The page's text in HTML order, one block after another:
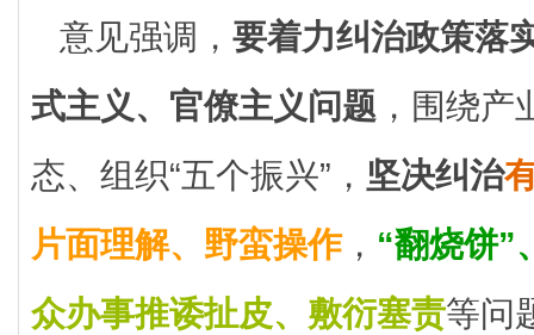
意见强调， 要着力纠治政策落
式主义、官僚主义问题 ，围绕
态、组织“五个振兴”， 坚决纠治
片面理解、野蛮操作， “翻烧饼”
众办事推诿扯皮、敷衍塞责等问